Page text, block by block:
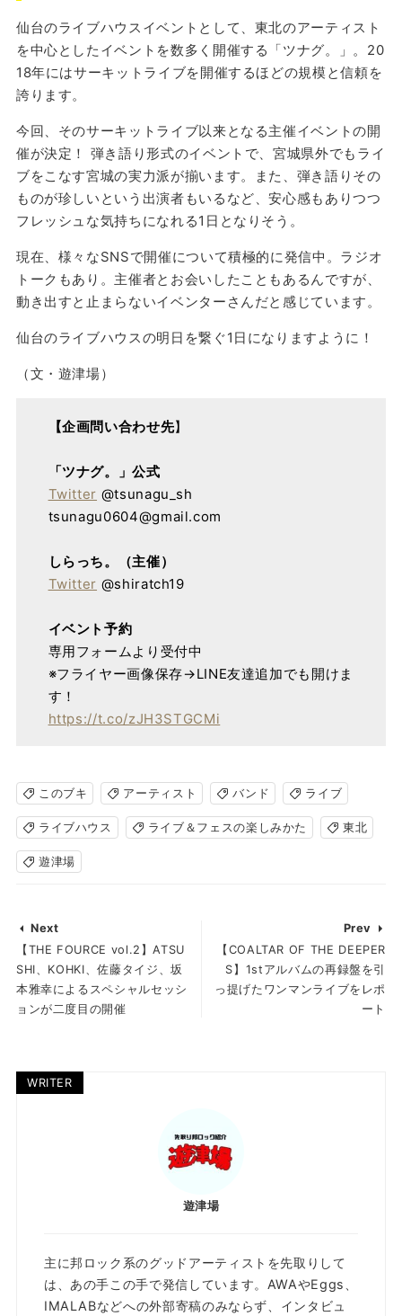
仙台のライブハウスイベントとして、東北のアーティスト
を中心としたイベントを数多く開催する「ツナグ。」。20
18年にはサーキットライブを開催するほどの規模と信頼を
誇ります。
今回、そのサーキットライブ以来となる主催イベントの開
催が決定！ 弾き語り形式のイベントで、宮城県外でもライ
ブをこなす宮城の実力派が揃います。また、弾き語りその
ものが珍しいという出演者もいるなど、安心感もありつつ
フレッシュな気持ちになれる1日となりそう。
現在、様々なSNSで開催について積極的に発信中。ラジオ
トークもあり。主催者とお会いしたこともあるんですが、
動き出すと止まらないイベンターさんだと感じています。
仙台のライブハウスの明日を繋ぐ1日になりますように！
（文・遊津場）
【企画問い合わせ先】
「ツナグ。」公式
Twitter @tsunagu_sh
tsunagu0604@gmail.com
しらっち。（主催）
Twitter @shiratch19
イベント予約
専用フォームより受付中
※フライヤー画像保存→LINE友達追加でも開けま
す！
https://t.co/zJH3STGCMi
このブキ アーティスト バンド ライブ
ライブハウス ライブ＆フェスの楽しみかた 東北
遊津場
Next
【THE FOURCE vol.2】ATSU
SHI、KOHKI、佐藤タイジ、坂
本雅幸によるスペシャルセッシ
ョンが二度目の開催
Prev
【COALTAR OF THE DEEPER
S】1stアルバムの再録盤を引
っ提げたワンマンライブをレポ
ート
WRITER
遊津場
主に邦ロック系のグッドアーティストを先取りして
は、あの手この手で発信しています。AWAやEggs、
IMALABなどへの外部寄稿のみならず、インタビュ